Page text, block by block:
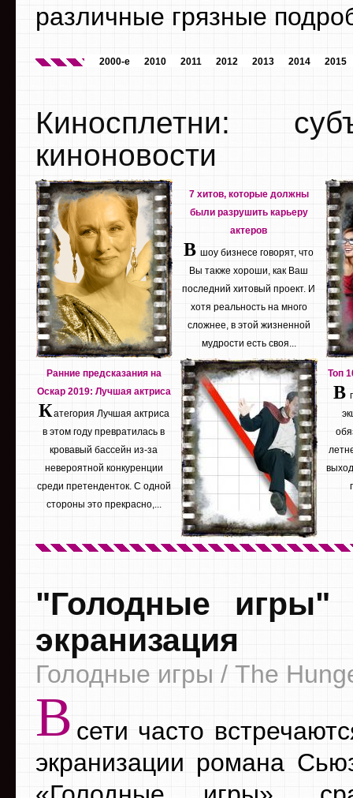
различные грязные
2000-е 2010 2011 2012 2013 2014 2015
Киносплетни:
киноновости
Ранние предсказания на
Оскар 2019: Лучшая актриса
Категория Лучшая актриса
в этом году превратилась в
кровавый бассейн из-за
невероятной конкуренции
среди претенденток. С одной
стороны это прекрасно,...
7 хитов, которые должны
были разрушить карьеру
актеров
В шоу бизнесе говорят, что
Вы также хороши, как Ваш
последний хитовый проект. И
хотя реальность на много
сложнее, в этой жизненной
мудрости есть своя...
Топ
В
"Голодные игры"
экранизация
Голодные игры / The
В сети часто
экранизации романа